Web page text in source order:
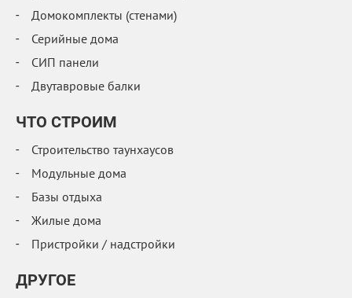
Домокомплекты (стенами)
Серийные дома
СИП панели
Двутавровые балки
ЧТО СТРОИМ
Строительство таунхаусов
Модульные дома
Базы отдыха
Жилые дома
Пристройки / надстройки
ДРУГОЕ